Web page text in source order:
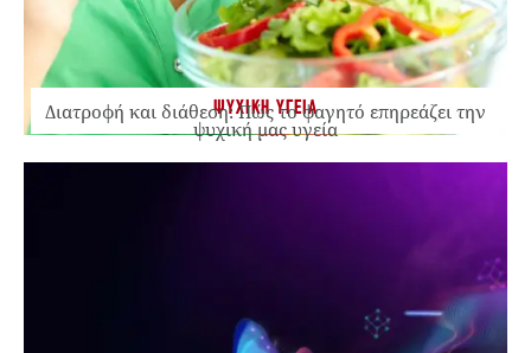
ΨΥΧΙΚΗ ΥΓΕΙΑ
Διατροφή και διάθεση: Πώς το φαγητό επηρεάζει την
ψυχική μας υγεία